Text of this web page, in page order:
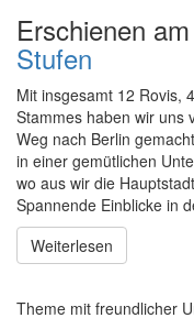
Erschienen
Stufen
Mit insgesamt 12 Rovis,
Stammes haben wir uns
Weg nach Berlin
in einer gemütlichen
wo aus wir die
Spannende Einblicke in
Weiterlesen
Theme mit freundlicher